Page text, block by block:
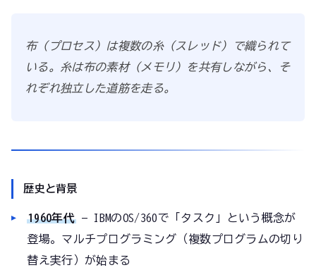
布（プロセス）は複数の糸（スレッド）で織られて
いる。糸は布の素材（メモリ）を共有しながら、そ
れぞれ独立した道筋を走る。
歴史と背景
1960年代— IBMのOS/360で「タスク」という概念が
登場。マルチプログラミング（複数プログラムの切り
替え実行）が始まる